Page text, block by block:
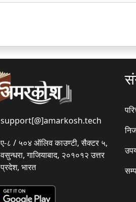
support[@]amarkosh.tech
ए-८ / ५०४ ऑलिव काउण्टी, सैक्टर ५,
वसुन्धरा, गाजियाबाद, २०१०१२ उत्तर
प्रदेश, भारत